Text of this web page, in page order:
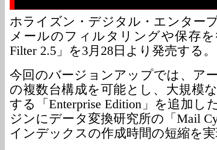
ホライズン・デジタル・エンター
メールのフィルタリングや保存
Filter 2.5」を3月28日より発売する。
今回のバージョンアップでは、ア
の複数台構成を可能とし、大規模
する「Enterprise Edition」を追加し
ジンにデータ変換研究所の「Mail
インデックスの作成時間の短縮を